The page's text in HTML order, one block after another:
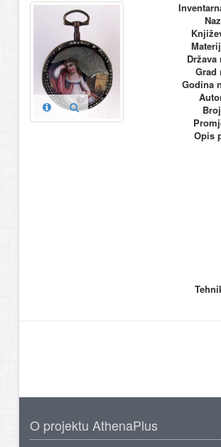
Država
Grad
Godina
Opis
O projektu AthenaPlus